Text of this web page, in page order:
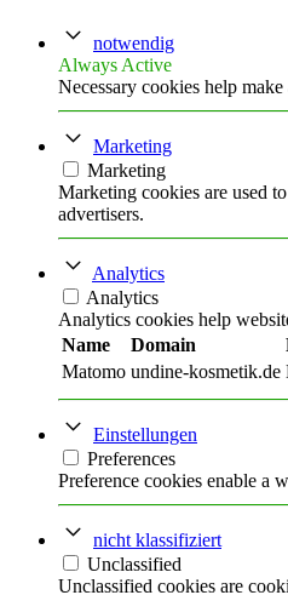
notwendig
Always Active
Necessary cookies help
Marketing
Marketing
Marketing cookies are used
advertisers.
Analytics
Analytics
Analytics cookies help
Name
Domain
Matomo undine-kosmetik.de
Einstellungen
Preferences
Preference cookies enable a
nicht klassifiziert
Unclassified
Unclassified cookies are